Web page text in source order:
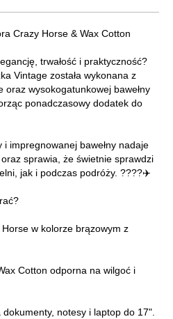
Crazy Horse & Wax Cotton
trwałość i praktyczność?
Vintage została wykonana z
oraz wysokogatunkowej bawełny
ponadczasowy dodatek do
i impregnowanej bawełny nadaje
sprawia, że świetnie sprawdzi
jak i podczas podróży. ????✈️
w kolorze brązowym z
Cotton odporna na wilgoć i
notesy i laptop do 17".